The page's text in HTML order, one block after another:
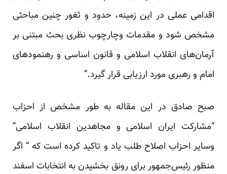
اقدامی عملی در این زمینه، حدود و ثغور چنین مباحثی
مشخص شود و مقدمات وچارچوب نظری بحث مبتنی بر
آرمان‌های انقلاب اسلامی و قانون اساسی و رهنمودهای
امام و رهبری مورد ارزیابی قرار گیرد.”
صبح صادق در این مقاله به طور مشخص از احزاب
“مشارکت ایران اسلامی و مجاهدین انقلاب اسلامی”
وسایر احزاب اصلاح طلب یاد و تاکید کرده است که “ اگر
منظور رئیس‌جمهور برای رونق بخشیدن به انتخابات اسفند